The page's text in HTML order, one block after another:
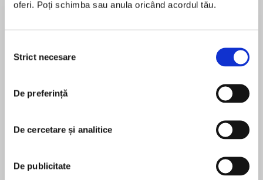
oferi. Poți schimba sau anula oricând acordul tău.
consimțământului
Strict necesare
De preferință
De cercetare și analitice
De publicitate
Rediscover the classic stories of Thomas the
generations that makes a delightful present for
Thomas fans. Children aged 3 and up will love
becoming aquainted with beloved characters
such as Percy, James, Gordon, and Toby down
În acest moment nu există recenzii